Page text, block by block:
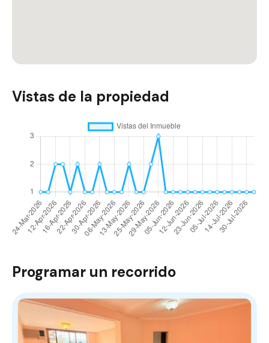
Vistas de la propiedad
Programar un recorrido